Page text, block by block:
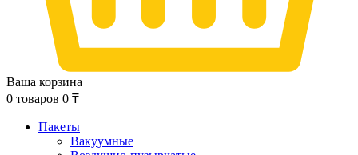
Ваша корзина
0 товаров 0 ₸
Пакеты
Вакуумные